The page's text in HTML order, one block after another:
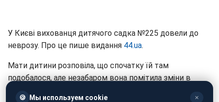
У Києві вихованця дитячого садка №225 довели до
неврозу. Про це пише видання 44.ua.
Мати дитини розповіла, що спочатку їй там
подобалося, але незабаром вона помітила зміни в
🍪 Мы используем cookie ✕